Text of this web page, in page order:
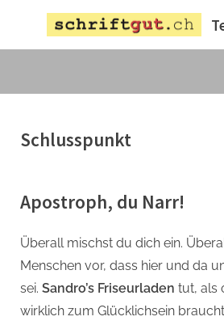
Schlusspunkt
Apostroph, du Narr!
Überall mischst du dich ein.
Menschen vor, dass hier und da
sei. Sandro’s Friseurladen tut, als
wirklich zum Glücklichsein